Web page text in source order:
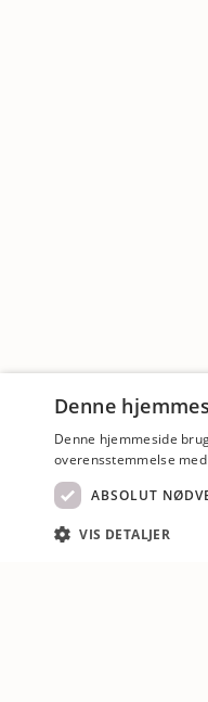
Denne
Denne hjemmeside
overensstemmelse
ABSOLUT
VIS DETALJER